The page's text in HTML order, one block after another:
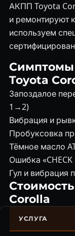
АКПП Toyota
и ремонтируют
используем
Симптомы
Toyota
Запоздалое
1→2)
Вибрация и
Пробуксовка
Тёмное масло
Ошибка
Гул и вибрация
Corolla
УСЛУГА